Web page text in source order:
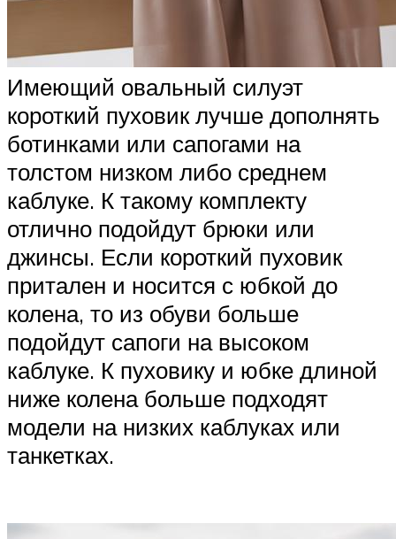
Имеющий овальный силуэт
короткий пуховик лучше дополнять
ботинками или сапогами на
толстом низком либо среднем
каблуке. К такому комплекту
отлично подойдут брюки или
джинсы. Если короткий пуховик
притален и носится с юбкой до
колена, то из обуви больше
подойдут сапоги на высоком
каблуке. К пуховику и юбке длиной
ниже колена больше подходят
модели на низких каблуках или
танкетках.